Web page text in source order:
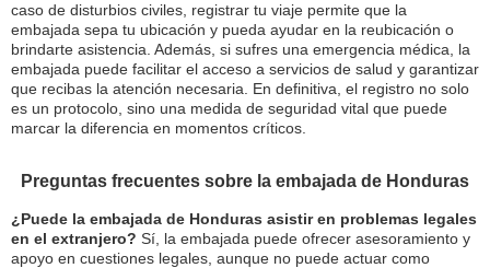
caso de disturbios civiles, registrar tu viaje permite que la
embajada sepa tu ubicación y pueda ayudar en la reubicación o
brindarte asistencia. Además, si sufres una emergencia médica, la
embajada puede facilitar el acceso a servicios de salud y garantizar
que recibas la atención necesaria. En definitiva, el registro no solo
es un protocolo, sino una medida de seguridad vital que puede
marcar la diferencia en momentos críticos.
Preguntas frecuentes sobre la embajada de Honduras
¿Puede la embajada de Honduras asistir en problemas legales
en el extranjero? Sí, la embajada puede ofrecer asesoramiento y
apoyo en cuestiones legales, aunque no puede actuar como